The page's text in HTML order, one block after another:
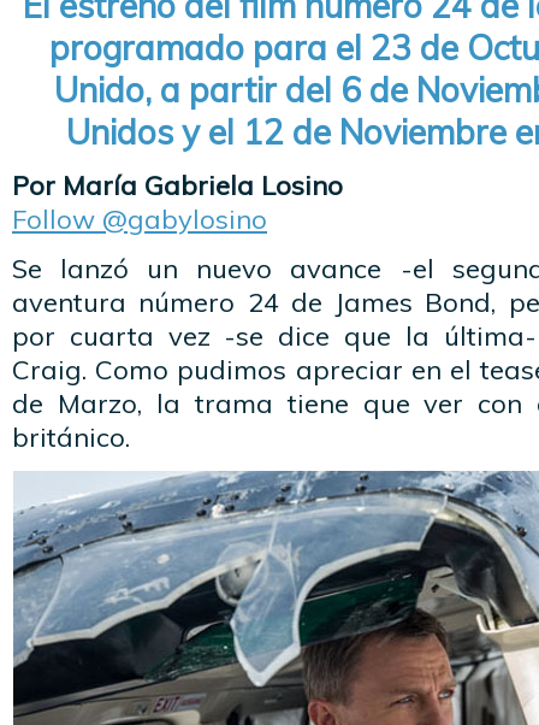
programado para el 23 de
Unido, a partir del 6 de
Unidos y el 12 de Noviembre
Por María Gabriela Losino
Follow @gabylosino
Se lanzó un nuevo avance -el
aventura número 24 de James Bond,
por cuarta vez -se dice que la
Craig. Como pudimos apreciar en el
de Marzo, la trama tiene que ver con
británico.